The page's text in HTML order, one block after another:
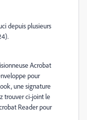
depuis plusieurs
Acrobat
pour
une signature
trouver ci-joint le
Reader pour